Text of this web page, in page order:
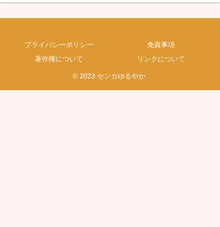
プライバシーポリシー
免責事項
著作権について
リンクについて
© 2023 センカゆるやか.